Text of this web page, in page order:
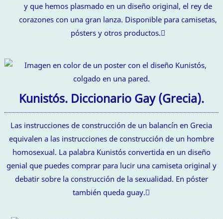
y que hemos plasmado en un diseño original, el rey de
corazones con una gran lanza. Disponible para camisetas,
pósters y otros productos.
Kunistós. Diccionario Gay (Grecia).
Las instrucciones de construcción de un balancín en Grecia
equivalen a las instrucciones de construcción de un hombre
homosexual. La palabra Kunistós convertida en un diseño
genial que puedes comprar para lucir una camiseta original y
debatir sobre la construcción de la sexualidad. En póster
también queda guay.